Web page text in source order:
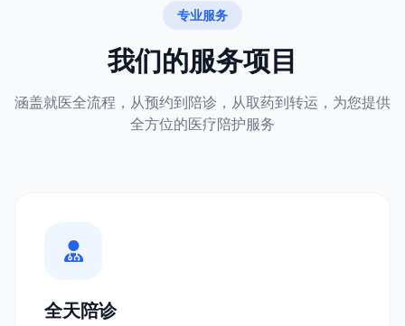
专业服务
我们的服务项目
涵盖就医全流程，从预约到陪诊，从取药到转运，为您提供
全方位的医疗陪护服务
全天陪诊